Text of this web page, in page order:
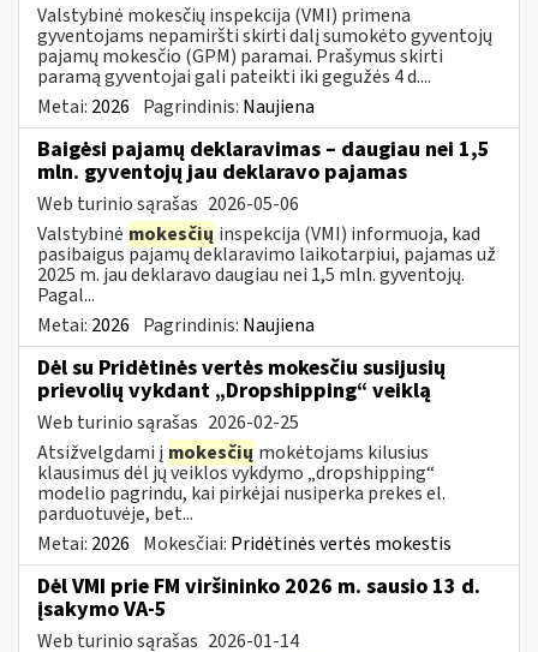
Valstybinė mokesčių inspekcija (VMI) primena
gyventojams nepamiršti skirti dalį sumokėto gyventojų
pajamų mokesčio (GPM) paramai. Prašymus skirti
paramą gyventojai gali pateikti iki gegužės 4 d....
Metai: 2026 Pagrindinis: Naujiena
Baigėsi pajamų deklaravimas – daugiau nei 1,5
mln. gyventojų jau deklaravo pajamas
Web turinio sąrašas 2026-05-06
Valstybinė mokesčių inspekcija (VMI) informuoja, kad
pasibaigus pajamų deklaravimo laikotarpiui, pajamas už
2025 m. jau deklaravo daugiau nei 1,5 mln. gyventojų.
Pagal...
Metai: 2026 Pagrindinis: Naujiena
Dėl su Pridėtinės vertės mokesčiu susijusių
prievolių vykdant „Dropshipping“ veiklą
Web turinio sąrašas 2026-02-25
Atsižvelgdami į mokesčių mokėtojams kilusius
klausimus dėl jų veiklos vykdymo „dropshipping“
modelio pagrindu, kai pirkėjai nusiperka prekes el.
parduotuvėje, bet...
Metai: 2026 Mokesčiai: Pridėtinės vertės mokestis
Dėl VMI prie FM viršininko 2026 m. sausio 13 d.
įsakymo VA-5
Web turinio sąrašas 2026-01-14